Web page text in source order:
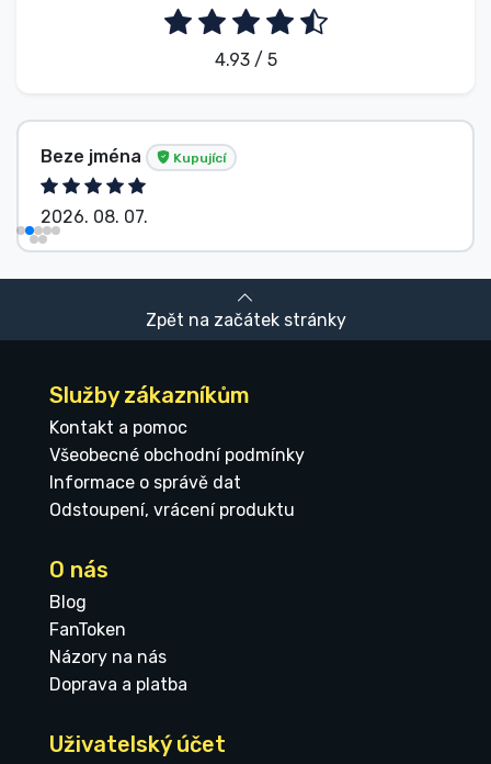
4.93 / 5
Beze jména Kupující
2026. 08. 07.
Zpět na začátek stránky
Služby zákazníkům
Kontakt a pomoc
Všeobecné obchodní podmínky
Informace o správě dat
Odstoupení, vrácení produktu
O nás
Blog
FanToken
Názory na nás
Doprava a platba
Uživatelský účet